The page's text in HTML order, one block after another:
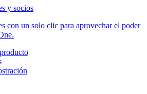
y socios
con un solo clic para aprovechar el poder